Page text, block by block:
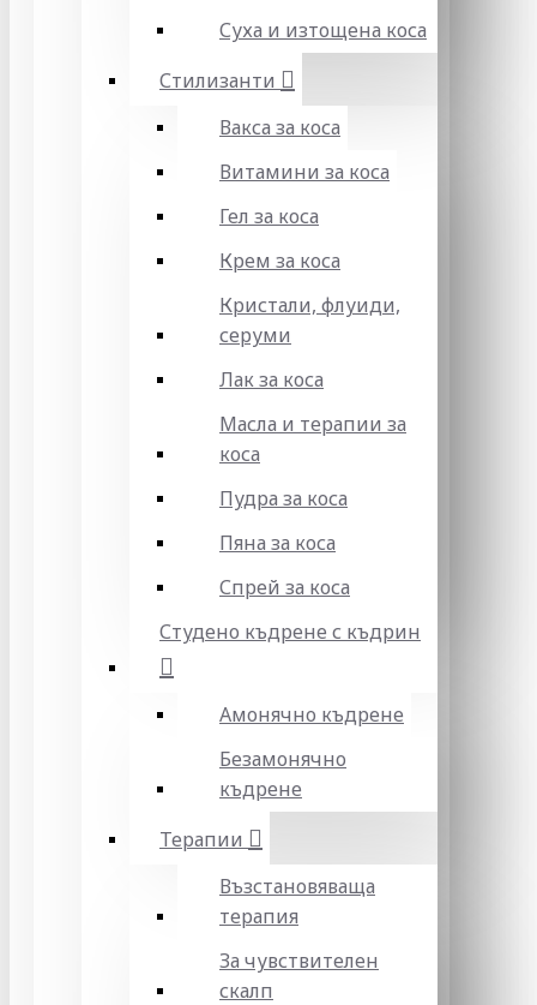
Суха и изтощена коса
Стилизанти
Вакса за коса
Витамини за коса
Гел за коса
Крем за коса
Кристали, флуиди,
серуми
Лак за коса
Масла и терапии за
коса
Пудра за коса
Пяна за коса
Спрей за коса
Студено къдрене с къдрин
Амонячно къдрене
Безамонячно
къдрене
Терапии
Възстановяваща
терапия
За чувствителен
скалп